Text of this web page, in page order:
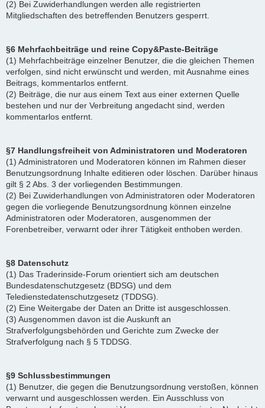
(2) Bei Zuwiderhandlungen werden alle registrierten
Mitgliedschaften des betreffenden Benutzers gesperrt.
§6 Mehrfachbeiträge und reine Copy&Paste-Beiträge
(1) Mehrfachbeiträge einzelner Benutzer, die die gleichen Themen
verfolgen, sind nicht erwünscht und werden, mit Ausnahme eines
Beitrags, kommentarlos entfernt.
(2) Beiträge, die nur aus einem Text aus einer externen Quelle
bestehen und nur der Verbreitung angedacht sind, werden
kommentarlos entfernt.
§7 Handlungsfreiheit von Administratoren und Moderatoren
(1) Administratoren und Moderatoren können im Rahmen dieser
Benutzungsordnung Inhalte editieren oder löschen. Darüber hinaus
gilt § 2 Abs. 3 der vorliegenden Bestimmungen.
(2) Bei Zuwiderhandlungen von Administratoren oder Moderatoren
gegen die vorliegende Benutzungsordnung können einzelne
Administratoren oder Moderatoren, ausgenommen der
Forenbetreiber, verwarnt oder ihrer Tätigkeit enthoben werden.
§8 Datenschutz
(1) Das Traderinside-Forum orientiert sich am deutschen
Bundesdatenschutzgesetz (BDSG) und dem
Teledienstedatenschutzgesetz (TDDSG).
(2) Eine Weitergabe der Daten an Dritte ist ausgeschlossen.
(3) Ausgenommen davon ist die Auskunft an
Strafverfolgungsbehörden und Gerichte zum Zwecke der
Strafverfolgung nach § 5 TDDSG.
§9 Schlussbestimmungen
(1) Benutzer, die gegen die Benutzungsordnung verstoßen, können
verwarnt und ausgeschlossen werden. Ein Ausschluss von